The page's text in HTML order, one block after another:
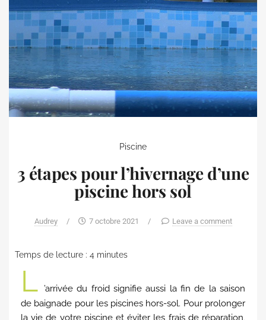
Piscine
3 étapes pour l’hivernage d’une
piscine hors sol
Audrey / 7 octobre 2021 / Leave a comment
Temps de lecture : 4 minutes
L
’arrivée du froid signifie aussi la fin de la saison
de baignade pour les piscines hors-sol. Pour prolonger
la vie de votre piscine et éviter les frais de réparation,